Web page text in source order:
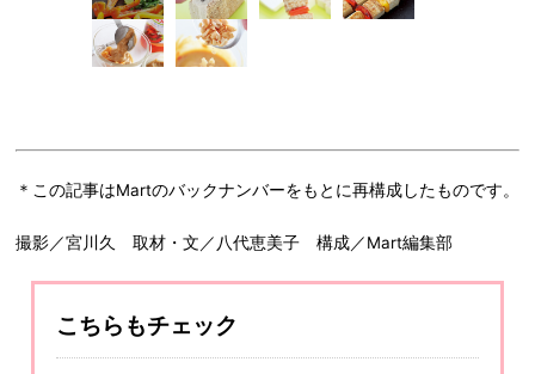
＊この記事はMartのバックナンバーをもとに再構成したものです。
撮影／宮川久 取材・文／八代恵美子 構成／Mart編集部
こちらもチェック